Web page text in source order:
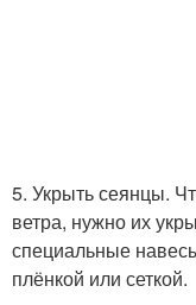
5. Укрыть сеянцы.
ветра, нужно их
специальные
плёнкой или сеткой.